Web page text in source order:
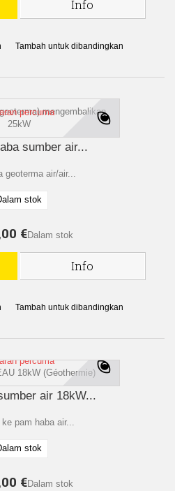
Info
Tambah untuk dibandingkan
percuma
sumber air...
geoterma air/air...
stok
€Dalam stok
Info
Tambah untuk dibandingkan
percuma
air 18kW...
pam haba air...
stok
€Dalam stok